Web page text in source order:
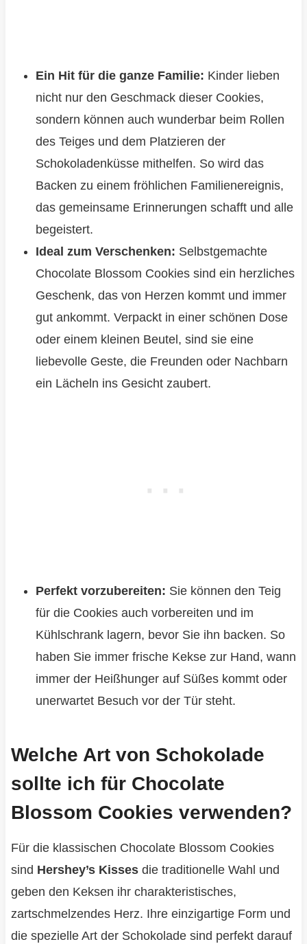
Ein Hit für die ganze Familie: Kinder lieben
nicht nur den Geschmack dieser Cookies,
sondern können auch wunderbar beim Rollen
des Teiges und dem Platzieren der
Schokoladenküsse mithelfen. So wird das
Backen zu einem fröhlichen Familienereignis,
das gemeinsame Erinnerungen schafft und alle
begeistert.
Ideal zum Verschenken: Selbstgemachte
Chocolate Blossom Cookies sind ein herzliches
Geschenk, das von Herzen kommt und immer
gut ankommt. Verpackt in einer schönen Dose
oder einem kleinen Beutel, sind sie eine
liebevolle Geste, die Freunden oder Nachbarn
ein Lächeln ins Gesicht zaubert.
Perfekt vorzubereiten: Sie können den Teig
für die Cookies auch vorbereiten und im
Kühlschrank lagern, bevor Sie ihn backen. So
haben Sie immer frische Kekse zur Hand, wann
immer der Heißhunger auf Süßes kommt oder
unerwartet Besuch vor der Tür steht.
Welche Art von Schokolade
sollte ich für Chocolate
Blossom Cookies verwenden?
Für die klassischen Chocolate Blossom Cookies
sind Hershey’s Kissesdie traditionelle Wahl und
geben den Keksen ihr charakteristisches,
zartschmelzendes Herz. Ihre einzigartige Form und
die spezielle Art der Schokolade sind perfekt darauf